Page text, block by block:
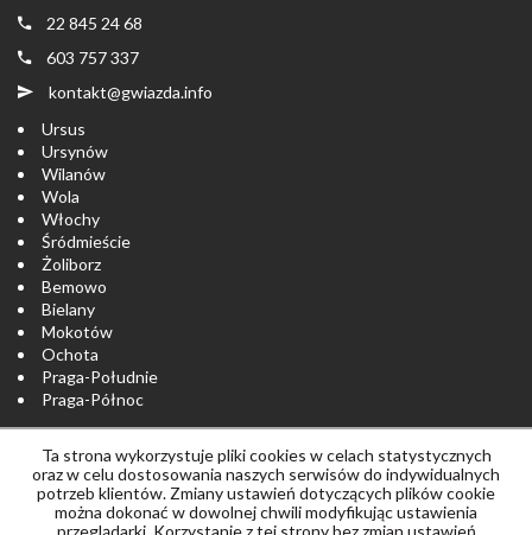
22 845 24 68
603 757 337
kontakt@gwiazda.info
Ursus
Ursynów
Wilanów
Wola
Włochy
Śródmieście
Żoliborz
Bemowo
Bielany
Mokotów
Ochota
Praga-Południe
Praga-Północ
Strona główna notatnik Skontaktuj się
Polityka prywatności
Ta strona wykorzystuje pliki cookies w celach statystycznych
oraz w celu dostosowania naszych serwisów do indywidualnych
potrzeb klientów. Zmiany ustawień dotyczących plików cookie
można dokonać w dowolnej chwili modyfikując ustawienia
przeglądarki. Korzystanie z tej strony bez zmian ustawień